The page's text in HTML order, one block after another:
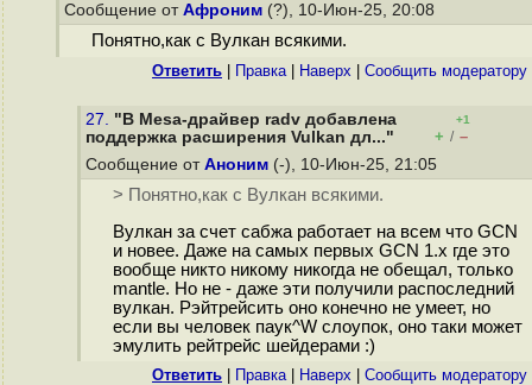
Сообщение от Афроним (?), 10-Июн-25, 20:08
Понятно,как с Вулкан всякими.
Ответить Правка| Наверх Cообщить модератору
27. "В Mesa-драйвер radv добавлена
поддержка расширения Vulkan дл..."
+1
+ / –
Сообщение от Аноним (-), 10-Июн-25, 21:05
> Понятно,как с Вулкан всякими.
Вулкан за счет сабжа работает на всем что GCN
и новее. Даже на самых первых GCN 1.x где это
вообще никто никому никогда не обещал, только
mantle. Но не - даже эти получили распоследний
вулкан. Рэйтрейсить оно конечно не умеет, но
если вы человек паук^W слоупок, оно таки может
эмулить рейтрейс шейдерами :)
Ответить Правка| Наверх Cообщить модератору